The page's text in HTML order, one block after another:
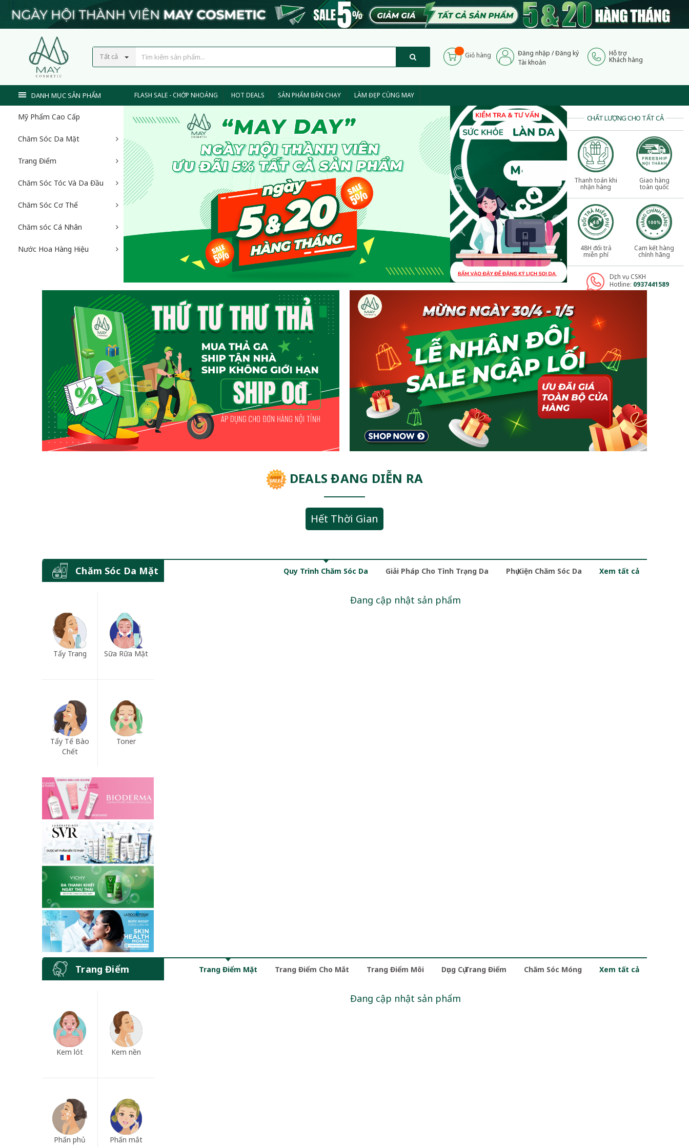
Tất cả Giỏ hàng Đăng nhập /Đăng ký
Tài khoản
Hỗ trợ
Khách hàng
DANH MỤC SẢN PHẨM
Mỹ Phẩm Cao Cấp
Chăm Sóc Da Mặt
Trang Điểm
Chăm Sóc Tóc Và Da Đầu
Chăm Sóc Cơ Thể
Chăm sóc Cá Nhân
Nước Hoa Hàng Hiệu
FLASH SALE - CHỚP NHOÁNG HOT DEALS SẢN PHẨM BÁN CHẠY LÀM ĐẸP CÙNG MAY
CHẤT LƯỢNG CHO TẤT CẢ
Thanh toán khi
nhận hàng
Giao hàng
toàn quốc
48H đổi trả
miễn phí
Cam kết hàng
chính hãng
Dịch vụ CSKH
Hotline: 0937441589
DEALS ĐANG DIỄN RA
Hết Thời Gian
Chăm Sóc Da Mặt Quy Trình Chăm Sóc Da Giải Pháp Cho Tình Trạng Da Phụ Kiện Chăm Sóc Da Xem tất cả
Tẩy Trang Sữa Rữa Mặt
Tẩy Tế Bào
Chết
Toner
Đang cập nhật sản phẩm
Trang Điểm Trang Điểm Mặt Trang Điểm Cho Mắt Trang Điểm Môi Dụng Cụ Trang Điểm Chăm Sóc Móng Xem tất cả
Kem lót Kem nền
Phấn phủ Phấn mắt
Đang cập nhật sản phẩm